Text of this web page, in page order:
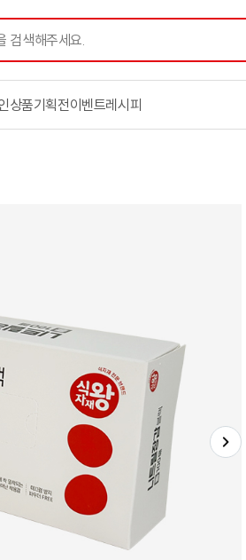
해주세요.
상품기획전이벤트레시피